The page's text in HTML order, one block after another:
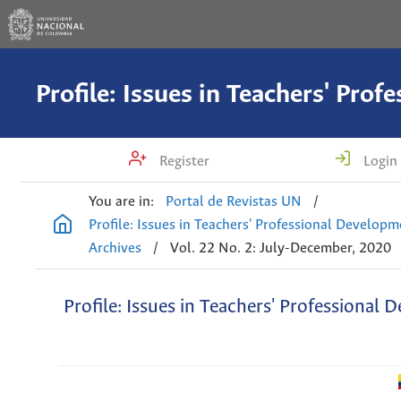
Register Login
You are in: Portal de Revistas UN
/
Profile: Issues in Teachers' Professional
Archives
/ Vol. 22 No. 2: July-December, 2020
Profile: Issues in Teachers' Professional